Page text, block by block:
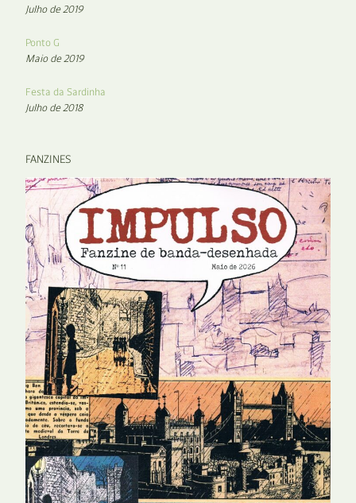
Julho de 2019
Ponto G
Maio de 2019
Festa da Sardinha
Julho de 2018
FANZINES